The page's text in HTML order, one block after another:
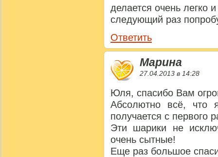
делается очень легко
следующий раз
Ответить
Марина
27.04.2013 в 14:28
Юля, спасибо Вам
Абсолютно всё, что
получается с первого
Эти шарики не
очень сытные!
Еще раз большое